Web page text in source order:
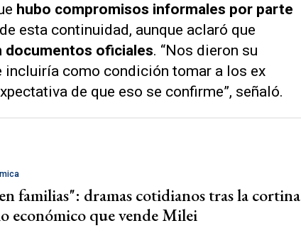
hubo compromisos informales por parte
esta continuidad, aunque aclaró que
documentos oficiales. “Nos dieron su
incluiría como condición tomar a los ex
de que eso se confirme”, señaló.
familias": dramas cotidianos tras la cortina
económico que vende Milei